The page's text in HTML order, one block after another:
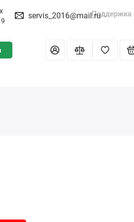
servis_2016@mail.ruПоддержка